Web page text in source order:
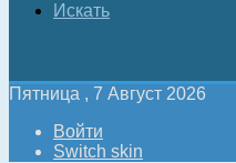
Искать
Пятница , 7 Август 2026
Войти
Switch skin